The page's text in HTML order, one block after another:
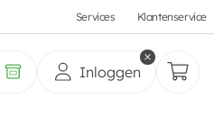
Services Klantenservice
Inloggen